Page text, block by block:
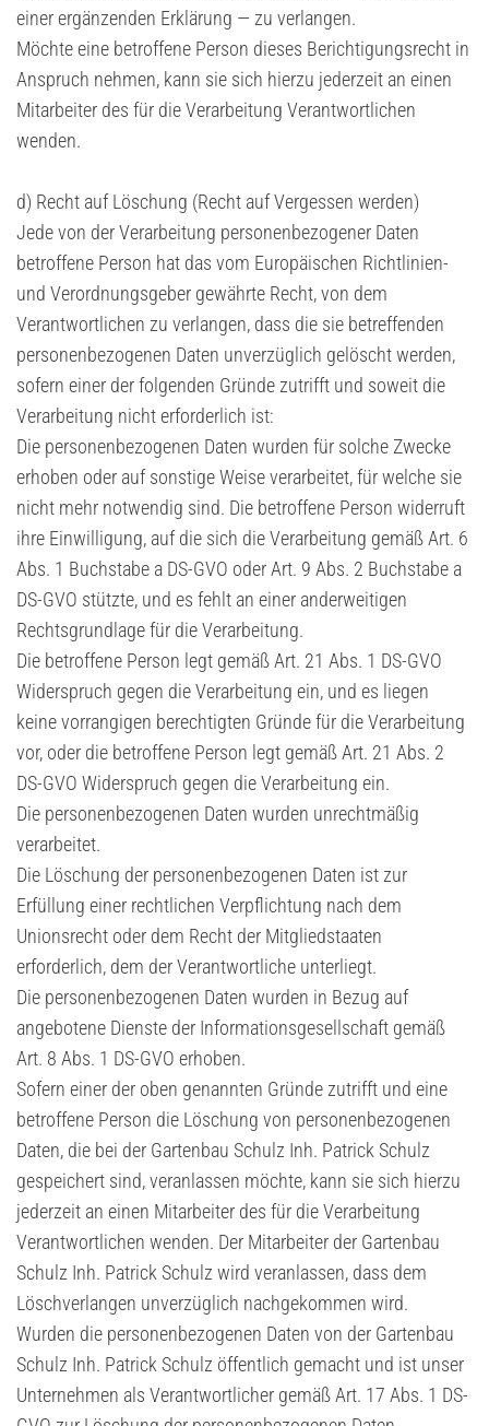
einer ergänzenden Erklärung — zu verlangen.
Möchte eine betroffene Person dieses Berichtigungsrecht in
Anspruch nehmen, kann sie sich hierzu jederzeit an einen
Mitarbeiter des für die Verarbeitung Verantwortlichen
wenden.
d) Recht auf Löschung (Recht auf Vergessen werden)
Jede von der Verarbeitung personenbezogener Daten
betroffene Person hat das vom Europäischen Richtlinien-
und Verordnungsgeber gewährte Recht, von dem
Verantwortlichen zu verlangen, dass die sie betreffenden
personenbezogenen Daten unverzüglich gelöscht werden,
sofern einer der folgenden Gründe zutrifft und soweit die
Verarbeitung nicht erforderlich ist:
Die personenbezogenen Daten wurden für solche Zwecke
erhoben oder auf sonstige Weise verarbeitet, für welche sie
nicht mehr notwendig sind. Die betroffene Person widerruft
ihre Einwilligung, auf die sich die Verarbeitung gemäß Art. 6
Abs. 1 Buchstabe a DS-GVO oder Art. 9 Abs. 2 Buchstabe a
DS-GVO stützte, und es fehlt an einer anderweitigen
Rechtsgrundlage für die Verarbeitung.
Die betroffene Person legt gemäß Art. 21 Abs. 1 DS-GVO
Widerspruch gegen die Verarbeitung ein, und es liegen
keine vorrangigen berechtigten Gründe für die Verarbeitung
vor, oder die betroffene Person legt gemäß Art. 21 Abs. 2
DS-GVO Widerspruch gegen die Verarbeitung ein.
Die personenbezogenen Daten wurden unrechtmäßig
verarbeitet.
Die Löschung der personenbezogenen Daten ist zur
Erfüllung einer rechtlichen Verpflichtung nach dem
Unionsrecht oder dem Recht der Mitgliedstaaten
erforderlich, dem der Verantwortliche unterliegt.
Die personenbezogenen Daten wurden in Bezug auf
angebotene Dienste der Informationsgesellschaft gemäß
Art. 8 Abs. 1 DS-GVO erhoben.
Sofern einer der oben genannten Gründe zutrifft und eine
betroffene Person die Löschung von personenbezogenen
Daten, die bei der Gartenbau Schulz Inh. Patrick Schulz
gespeichert sind, veranlassen möchte, kann sie sich hierzu
jederzeit an einen Mitarbeiter des für die Verarbeitung
Verantwortlichen wenden. Der Mitarbeiter der Gartenbau
Schulz Inh. Patrick Schulz wird veranlassen, dass dem
Löschverlangen unverzüglich nachgekommen wird.
Wurden die personenbezogenen Daten von der Gartenbau
Schulz Inh. Patrick Schulz öffentlich gemacht und ist unser
Unternehmen als Verantwortlicher gemäß Art. 17 Abs. 1 DS-